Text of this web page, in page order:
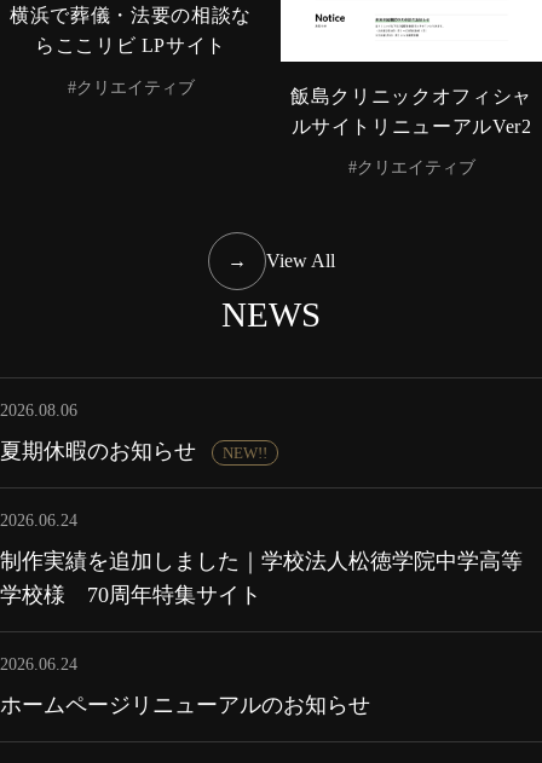
横浜で葬儀・法要の相談な
らここリビ LPサイト
#クリエイティブ
飯島クリニックオフィシャ
ルサイトリニューアルVer2
#クリエイティブ
→ View All
NEWS
2026.08.06
夏期休暇のお知らせ NEW!!
2026.06.24
制作実績を追加しました｜学校法人松徳学院中学高等
学校様 70周年特集サイト
2026.06.24
ホームページリニューアルのお知らせ